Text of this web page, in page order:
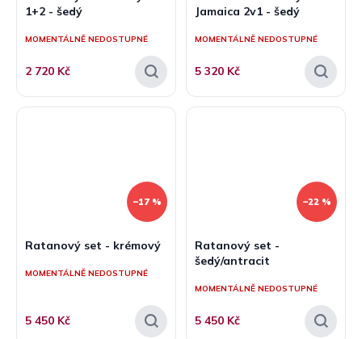
1+2 - šedý
MOMENTÁLNĚ NEDOSTUPNÉ
2 720 Kč
Jamaica 2v1 - šedý
MOMENTÁLNĚ NEDOSTUPNÉ
5 320 Kč
–17 %
Ratanový set - krémový
MOMENTÁLNĚ NEDOSTUPNÉ
5 450 Kč
–22 %
Ratanový set -
šedý/antracit
MOMENTÁLNĚ NEDOSTUPNÉ
5 450 Kč